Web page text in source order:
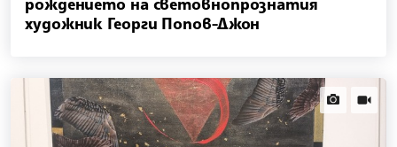
художник Георги Попов-Джон
news.images